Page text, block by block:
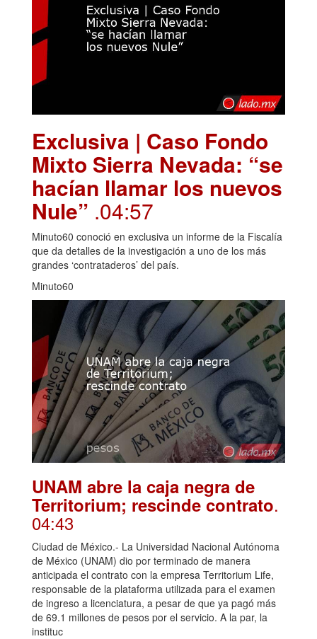
Exclusiva | Caso Fondo
Mixto Sierra Nevada: “se
hacían llamar los nuevos
Nule” .04:57
Minuto60 conoció en exclusiva un informe de la Fiscalía
que da detalles de la investigación a uno de los más
grandes ‘contrataderos’ del país.
Minuto60
UNAM abre la caja negra de
Territorium; rescinde contrato.
04:43
Ciudad de México.- La Universidad Nacional Autónoma
de México (UNAM) dio por terminado de manera
anticipada el contrato con la empresa Territorium Life,
responsable de la plataforma utilizada para el examen
de ingreso a licenciatura, a pesar de que ya pagó más
de 69.1 millones de pesos por el servicio. A la par, la
instituc